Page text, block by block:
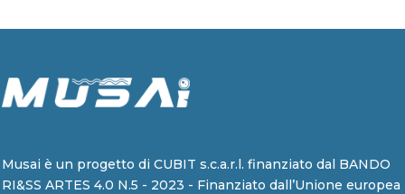
Musai è un progetto di CUBIT s.c.a.r.l. finanziato dal BANDO
RI&SS ARTES 4.0 N.5 - 2023 - Finanziato dall’Unione europea